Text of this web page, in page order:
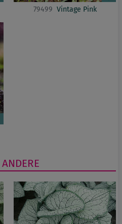
79499 Vintage Pink
ANDERE